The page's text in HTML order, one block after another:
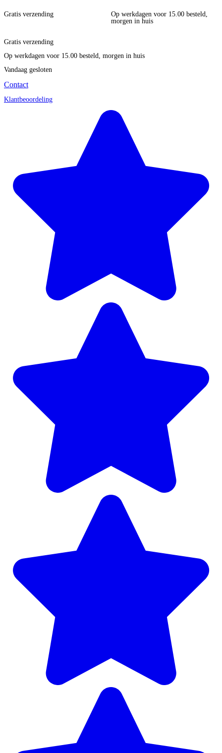
Gratis verzending
Op werkdagen voor 15.00 besteld,
morgen in huis
Gratis verzending
Op werkdagen voor 15.00 besteld, morgen in huis
Vandaag gesloten
Contact
Klantbeoordeling